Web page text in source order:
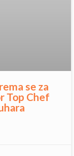
se za
Top Chef